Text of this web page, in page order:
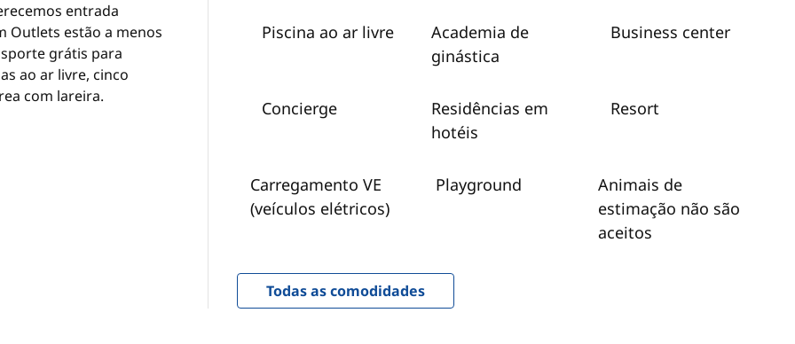
entrada
Outlets estão a menos
grátis para
ao ar livre, cinco
com lareira.
Piscina ao ar livre
Academia de
ginástica
Business center
Concierge
Residências em
hotéis
Resort
Carregamento VE
(veículos elétricos)
Playground
Animais de
estimação não são
aceitos
Todas as comodidades